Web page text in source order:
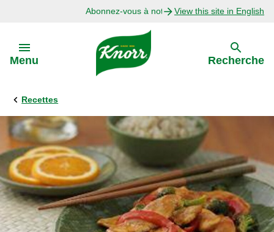
Abonnez-vous à notre infolettreView this site in English
Menu
Précédent
Explorer
Recettes avec Bouillon
Recettes par Ingrédient
Recherche
Recettes